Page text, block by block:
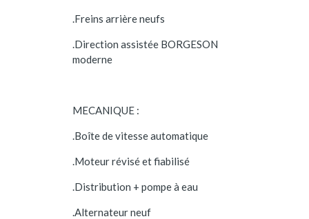
.Freins arrière neufs
.Direction assistée BORGESON
moderne
MECANIQUE :
.Boîte de vitesse automatique
.Moteur révisé et fiabilisé
.Distribution + pompe à eau
.Alternateur neuf